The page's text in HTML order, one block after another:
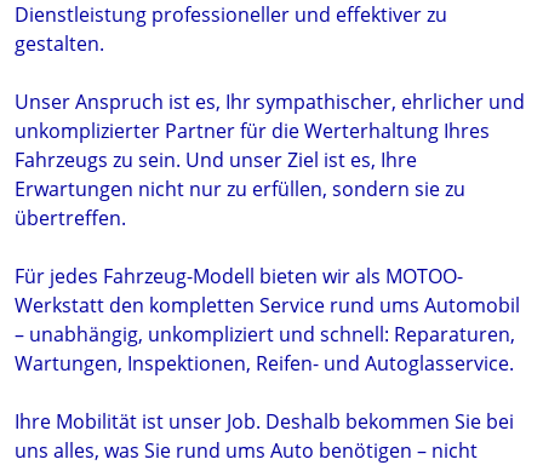
Dienstleistung professioneller und effektiver zu
gestalten.
Unser Anspruch ist es, Ihr sympathischer, ehrlicher und
unkomplizierter Partner für die Werterhaltung Ihres
Fahrzeugs zu sein. Und unser Ziel ist es, Ihre
Erwartungen nicht nur zu erfüllen, sondern sie zu
übertreffen.
Für jedes Fahrzeug-Modell bieten wir als MOTOO-
Werkstatt den kompletten Service rund ums Automobil
– unabhängig, unkompliziert und schnell: Reparaturen,
Wartungen, Inspektionen, Reifen- und Autoglasservice.
Ihre Mobilität ist unser Job. Deshalb bekommen Sie bei
uns alles, was Sie rund ums Auto benötigen – nicht